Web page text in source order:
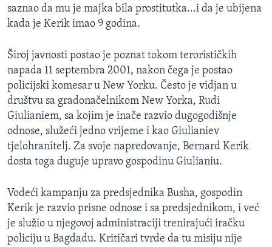
saznao da mu je majka bila prostitutka...i da je ubijena
kada je Kerik imao 9 godina.
Široj javnosti postao je poznat tokom terorističkih
napada 11 septembra 2001, nakon čega je postao
policijski komesar u New Yorku. Često je vidjan u
društvu sa gradonačelnikom New Yorka, Rudi
Giulianiem, sa kojim je inače razvio dugogodišnje
odnose, služeći jedno vrijeme i kao Giulianiev
tjelohranitelj. Za svoje napredovanje, Bernard Kerik
dosta toga duguje upravo gospodinu Giulianiu.
Vodeći kampanju za predsjednika Busha, gospodin
Kerik je razvio prisne odnose i sa predsjednikom, i već
je služio u njegovoj administraciji trenirajući iračku
policiju u Bagdadu. Kritičari tvrde da tu misiju nije